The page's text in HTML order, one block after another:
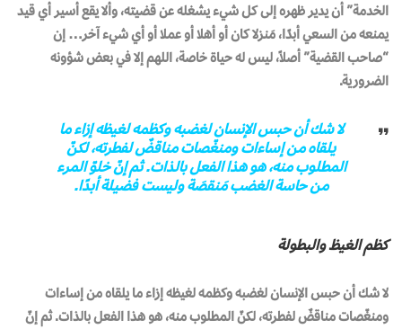
الخدمة” أن يدير ظهره إلى كل شيء يشغله عن قضيته، وألا يقع أسير أي قيد
يمنعه من السعي أبدًا، مَنزلا كان أو أهلا أو عملا أو أي شيء آخر… إن
“صاحب القضية” أصلاً، ليس له حياة خاصة، اللهم إلا في بعض شؤونه
الضرورية.
لا شك أن حبس الإنسان لغضبه وكظمه لغيظه إزاء ما
يلقاه من إساءات ومنغّصات مناقضٌ لفطرته، لكنّ
المطلوب منه، هو هذا الفعل بالذات. ثم إنّ خلوّ المرء
من حاسة الغضب مَنقصَة وليست فضيلة أبدًا.
كظم الغيظ والبطولة
لا شك أن حبس الإنسان لغضبه وكظمه لغيظه إزاء ما يلقاه من إساءات
ومنغّصات مناقضٌ لفطرته، لكنّ المطلوب منه، هو هذا الفعل بالذات. ثم إنّ